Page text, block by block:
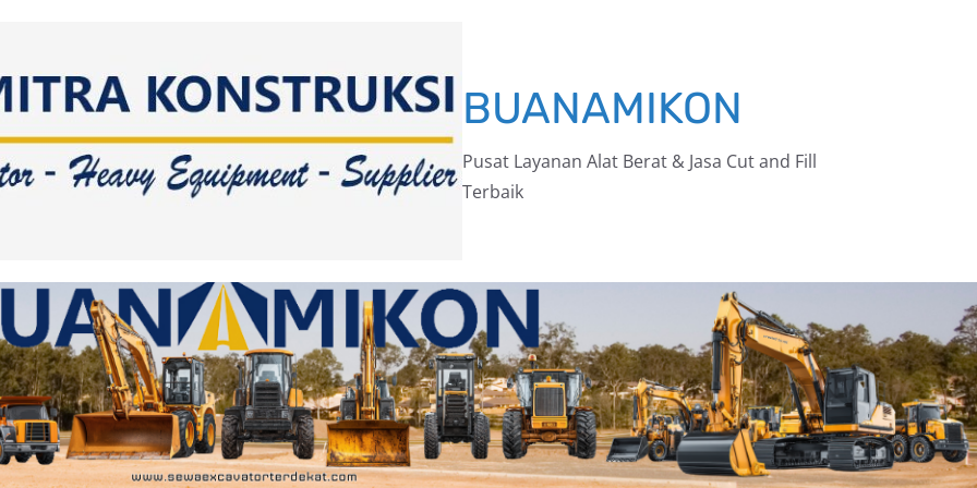
BUANAMIKON
Pusat Layanan Alat Berat & Jasa Cut and Fill
Terbaik